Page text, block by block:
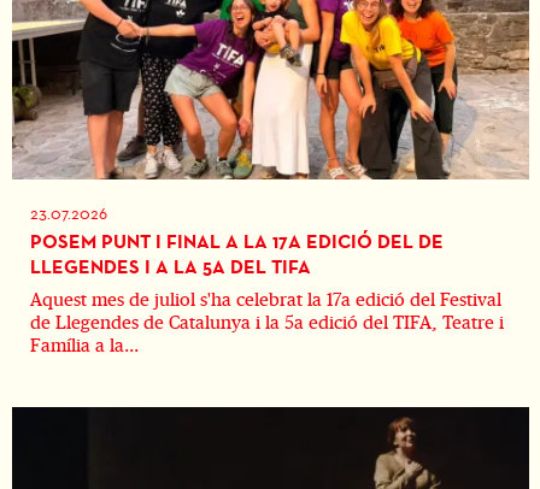
23.07.2026
POSEM PUNT I FINAL A LA 17A EDICIÓ DEL DE
LLEGENDES I A LA 5A DEL TIFA
Aquest mes de juliol s'ha celebrat la 17a edició del Festival
de Llegendes de Catalunya i la 5a edició del TIFA, Teatre i
Família a la...